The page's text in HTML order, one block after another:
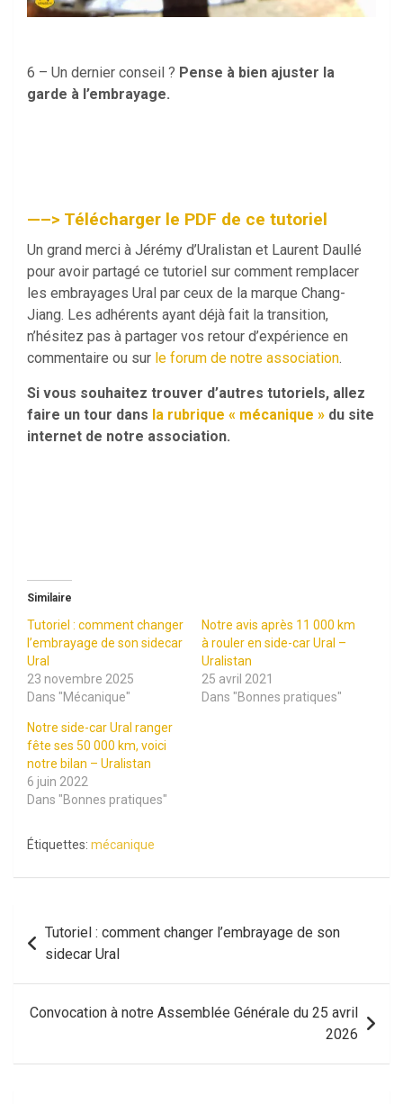
6 – Un dernier conseil ? Pense à bien ajuster la
garde à l’embrayage.
—–> Télécharger le PDF de ce tutoriel
Un grand merci à Jérémy d’Uralistan et Laurent Daullé
pour avoir partagé ce tutoriel sur comment remplacer
les embrayages Ural par ceux de la marque Chang-
Jiang. Les adhérents ayant déjà fait la transition,
n’hésitez pas à partager vos retour d’expérience en
commentaire ou sur le forum de notre association.
Si vous souhaitez trouver d’autres tutoriels, allez
faire un tour dans la rubrique « mécanique » du site
internet de notre association.
Similaire
Tutoriel : comment changer
l’embrayage de son sidecar
Ural
23 novembre 2025
Dans "Mécanique"
Notre avis après 11 000 km
à rouler en side-car Ural –
Uralistan
25 avril 2021
Dans "Bonnes pratiques"
Notre side-car Ural ranger
fête ses 50 000 km, voici
notre bilan – Uralistan
6 juin 2022
Dans "Bonnes pratiques"
Étiquettes: mécanique
Navigation
de
l’article
Tutoriel : comment changer l’embrayage de son
sidecar Ural
Convocation à notre Assemblée Générale du 25 avril
2026